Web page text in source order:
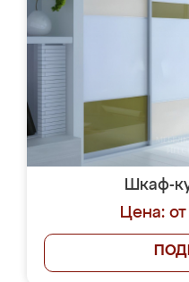
Шкаф-
Цена: